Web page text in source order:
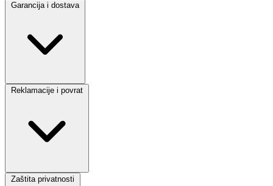
Garancija i dostava
Reklamacije i povrat
Zaštita privatnosti